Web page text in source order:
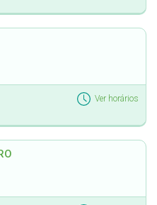
Ver horários